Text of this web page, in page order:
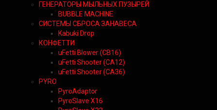
ГЕНЕРАТОРЫ МЫЛЬНЫХ ПУЗЫРЕЙ
BUBBLE MACHINE
СИСТЕМЫ СБРОСА ЗАНАВЕСА
Kabuki Drop
КОНФЕТТИ
uFetti Blower (CB16)
uFetti Shooter (CA12)
uFetti Shooter (CA36)
PYRO
PyroAdaptor
PyroSlave X16